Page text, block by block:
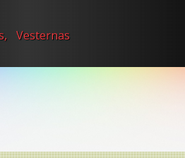
Vesternas